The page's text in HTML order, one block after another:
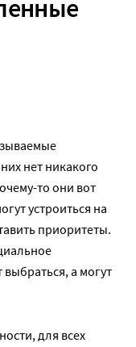
нет никакого
то они вот
устроиться на
приоритеты.
а могут
для всех